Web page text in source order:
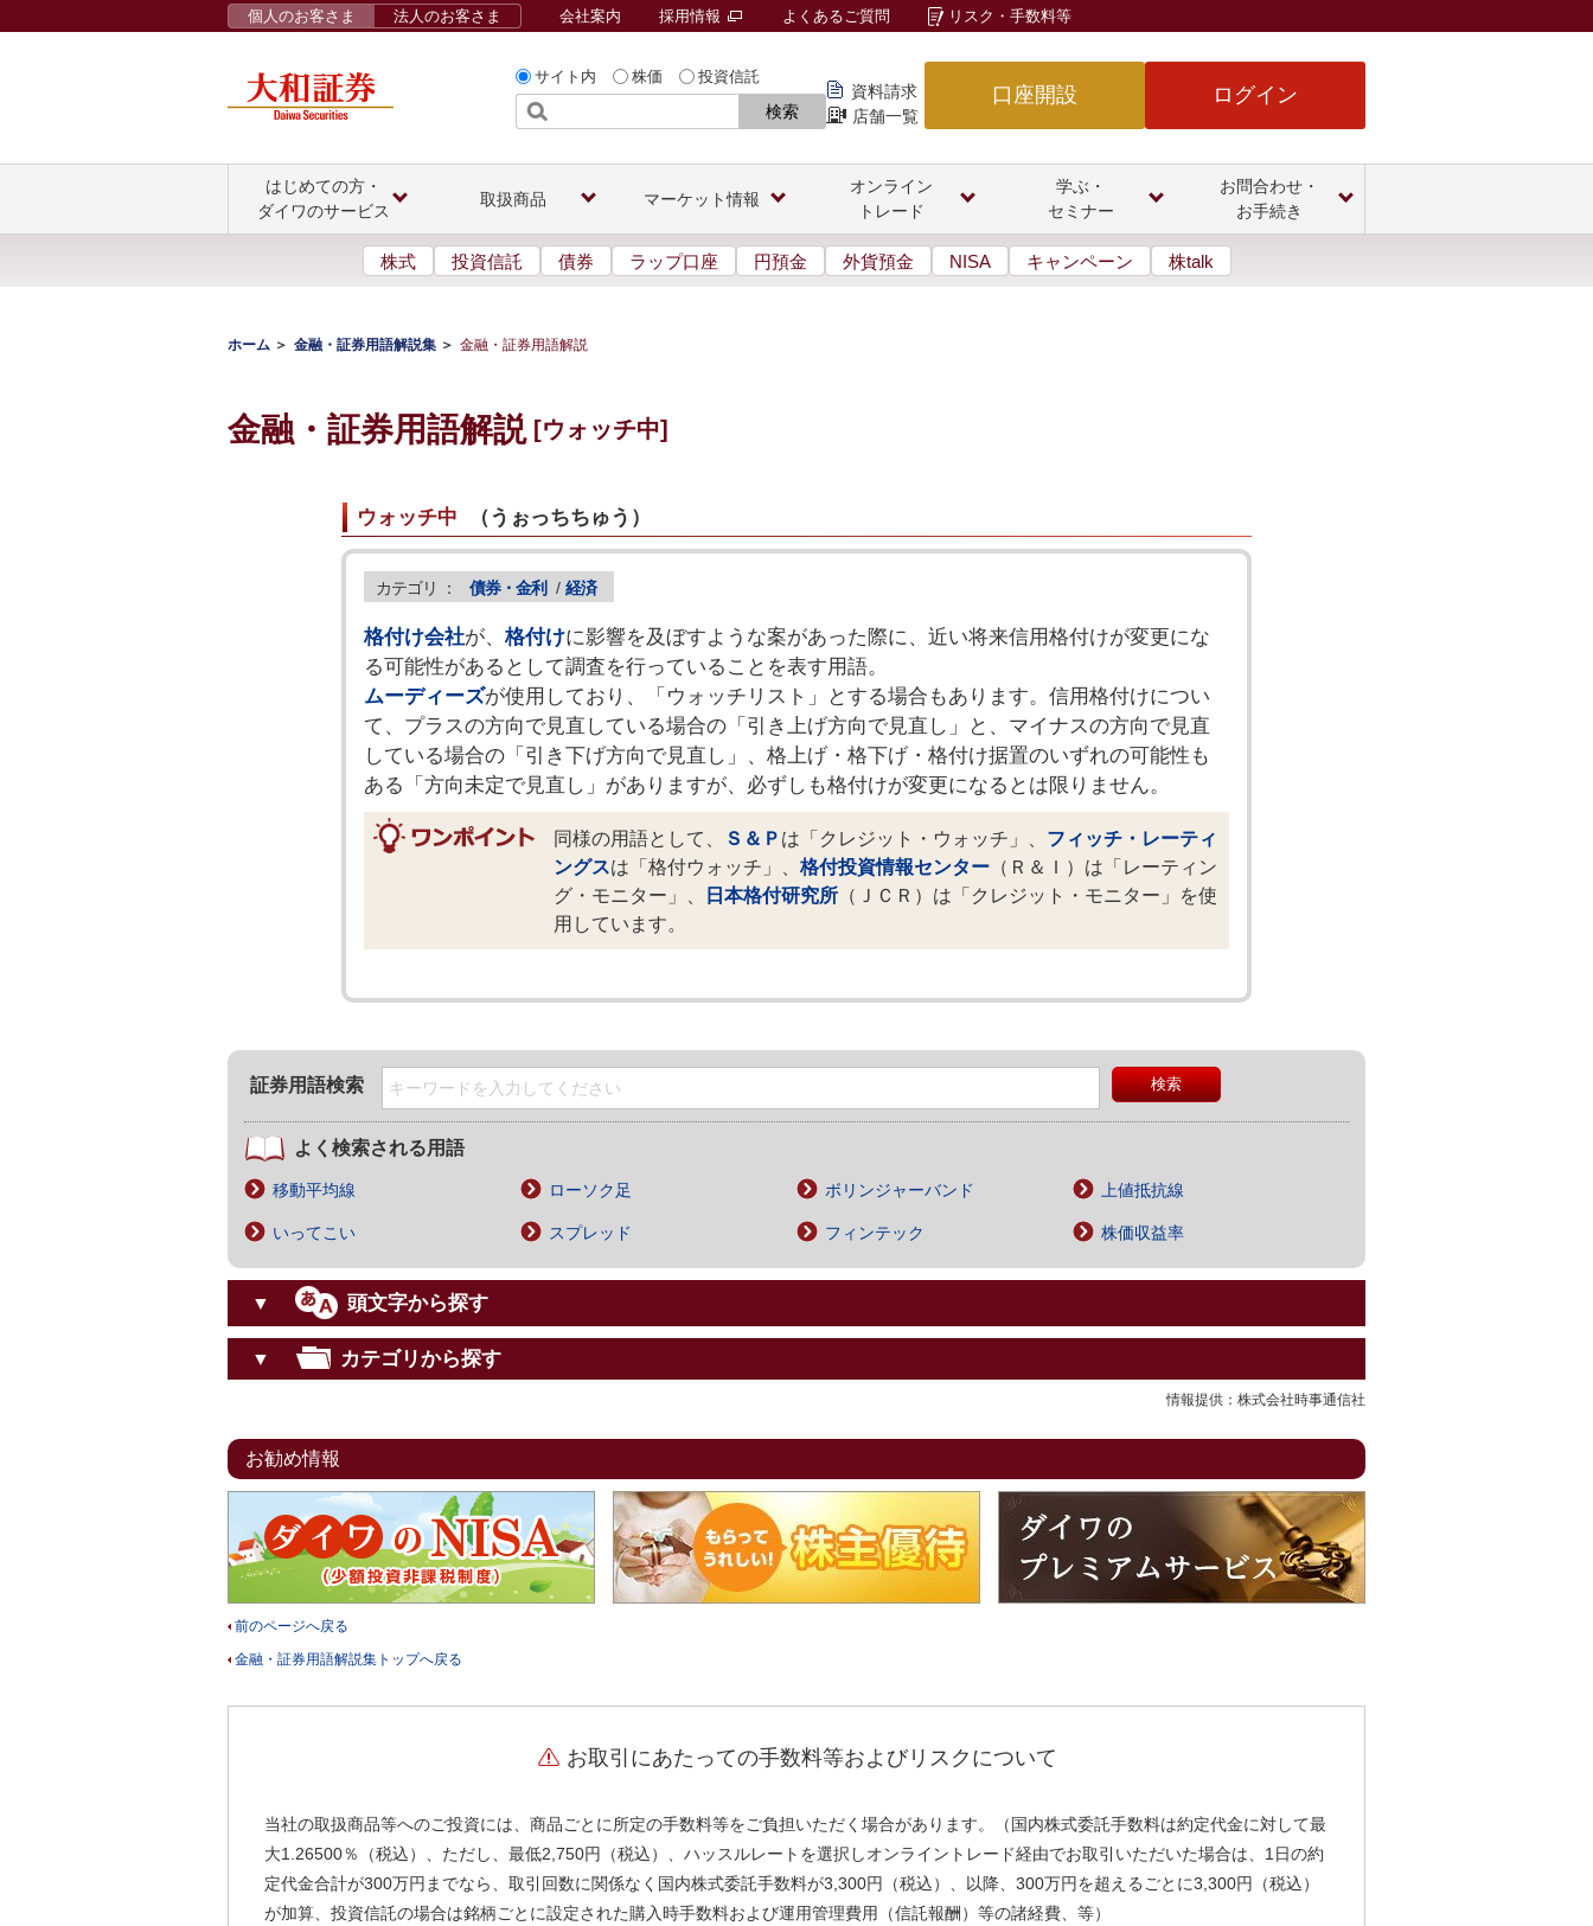
サイト内 株価 投資信託
検索
資料請求
店舗一覧
口座開設 ログイン
個人のお客さま 法人のお客さま 会社案内 採用情報 よくあるご質問 リスク・手数料等
はじめての方・
ダイワのサービス
取扱商品 マーケット情報
オンライン
トレード
学ぶ・
セミナー
お問合わせ・
お手続き
株式 投資信託 債券 ラップ口座 円預金 外貨預金 NISA キャンペーン 株talk
ホーム 金融・証券用語解説集 金融・証券用語解説
金融・証券用語解説 [ウォッチ中]
ウォッチ中 （うぉっちちゅう ）
カテゴリ ： 債券・金利 / 経済
格付け会社が、 格付けに影響を及ぼすような案があった際に、近い将来信用格付けが変更にな
る可能性があるとして調査を行っていることを表す用語。
ムーディーズが使用しており、「ウォッチリスト」とする場合もあります。信用格付けについ
て、プラスの方向で見直している場合の「引き上げ方向で見直し」と、マイナスの方向で見直
している場合の「引き下げ方向で見直し」、格上げ・格下げ・格付け据置のいずれの可能性も
ある「方向未定で見直し」がありますが、必ずしも格付けが変更になるとは限りません。
同様の用語として、 Ｓ＆Ｐ は「クレジット・ウォッチ」、 フィッチ・レーティ
ングスは「格付ウォッチ」、 格付投資情報センター （Ｒ＆Ｉ）は「レーティン
グ・モニター」、
日本格付研究所 （ＪＣＲ）は「クレジット・モニター」を使
用しています。
証券用語検索
よく検索される用語
移動平均線 ローソク足 ボリンジャーバンド 上値抵抗線
いってこい スプレッド フィンテック 株価収益率
▼ 頭文字から探す
▼ カテゴリから探す
情報提供：株式会社時事通信社
お勧め情報
前のページへ戻る
金融・証券用語解説集トップへ戻る
お取引にあたっての手数料等およびリスクについて
当社の取扱商品等へのご投資には、商品ごとに所定の手数料等をご負担いただく場合があります。（国内株式委託手数料は約定代金に対して最
大1.26500％（税込）、ただし、最低2,750円（税込）、ハッスルレートを選択しオンライントレード経由でお取引いただいた場合は、1日の約
定代金合計が300万円までなら、取引回数に関係なく国内株式委託手数料が3,300円（税込）、以降、300万円を超えるごとに3,300円（税込）
が加算、投資信託の場合は銘柄ごとに設定された購入時手数料および運用管理費用（信託報酬）等の諸経費、等）